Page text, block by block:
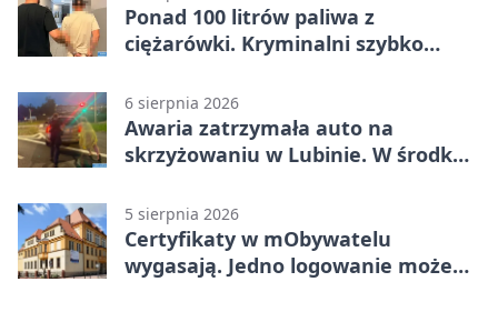
Ponad 100 litrów paliwa z
ciężarówki. Kryminalni szybko
6 sierpnia 2026
Awaria zatrzymała auto na
skrzyżowaniu w Lubinie. W środku
5 sierpnia 2026
Certyfikaty w mObywatelu
wygasają. Jedno logowanie może